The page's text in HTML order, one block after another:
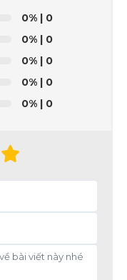
0% | 0
0% | 0
0% | 0
0% | 0
0% | 0